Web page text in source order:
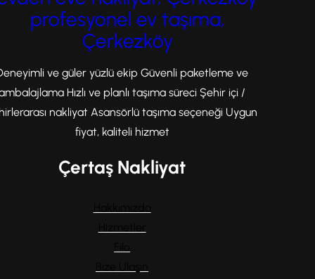
profesyonel ev taşıma,
Çerkezköy
ve güler yüzlü ekip Güvenli paketleme ve
Hızlı ve planlı taşıma süreci Şehir içi /
nakliyat Asansörlü taşıma seçeneği Uygun
fiyat, kaliteli hizmet
Çertaş Nakliyat